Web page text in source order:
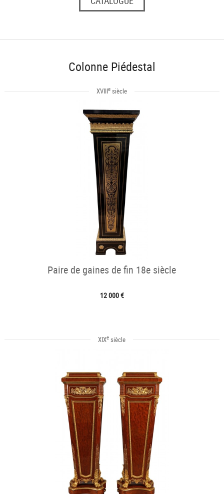
Colonne Piédestal
XVIIIe siècle
Paire de gaines de fin 18e siècle
12 000 €
XIXe siècle